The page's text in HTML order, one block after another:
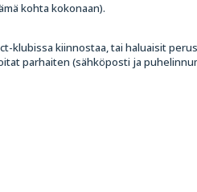
kohta kokonaan).
klubissa kiinnostaa, tai haluaisit
parhaiten (sähköposti ja